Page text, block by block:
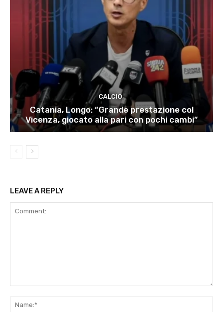
CALCIO
Catania, Longo: “Grande prestazione col
Vicenza, giocato alla pari con pochi cambi”
LEAVE A REPLY